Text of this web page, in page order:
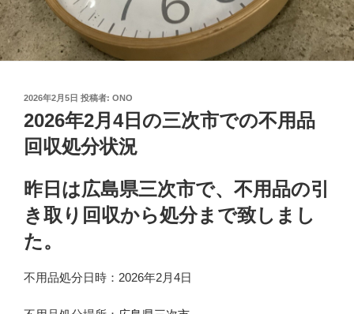
投
日:
2026年2月5日 投稿者: ONO
2026年2月4日の三次市での不用品
回収処分状況
昨日は広島県三次市で、不用品の引
き取り回収から処分まで致しまし
た。
不用品処分日時：2026年2月4日